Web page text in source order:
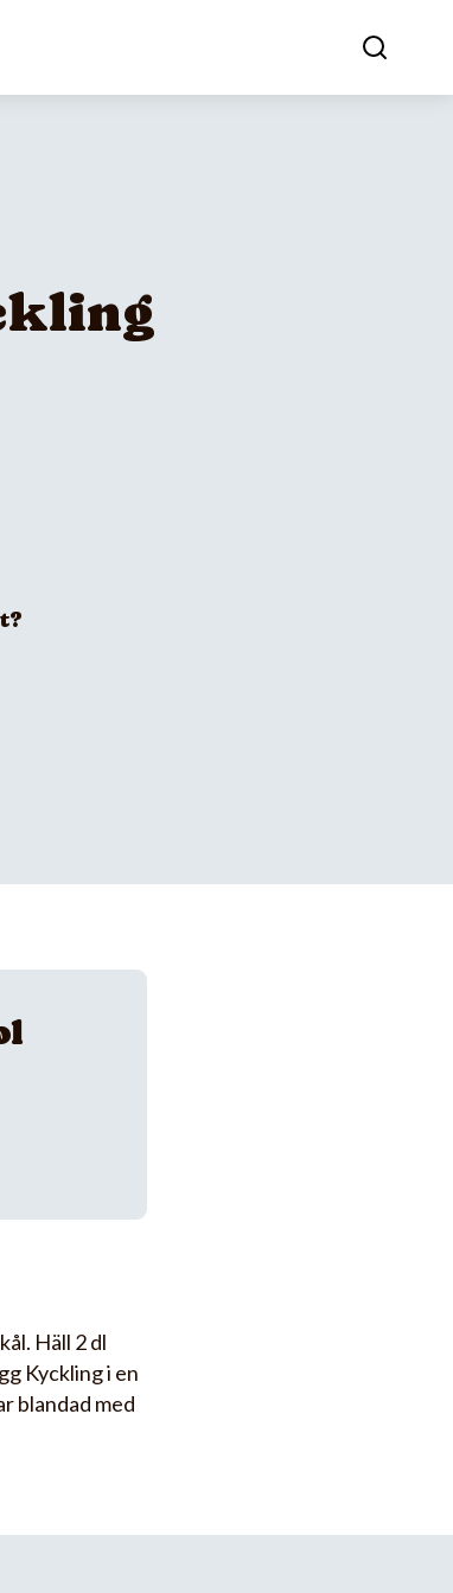
Häll 2 dl
Kyckling i en
blandad med